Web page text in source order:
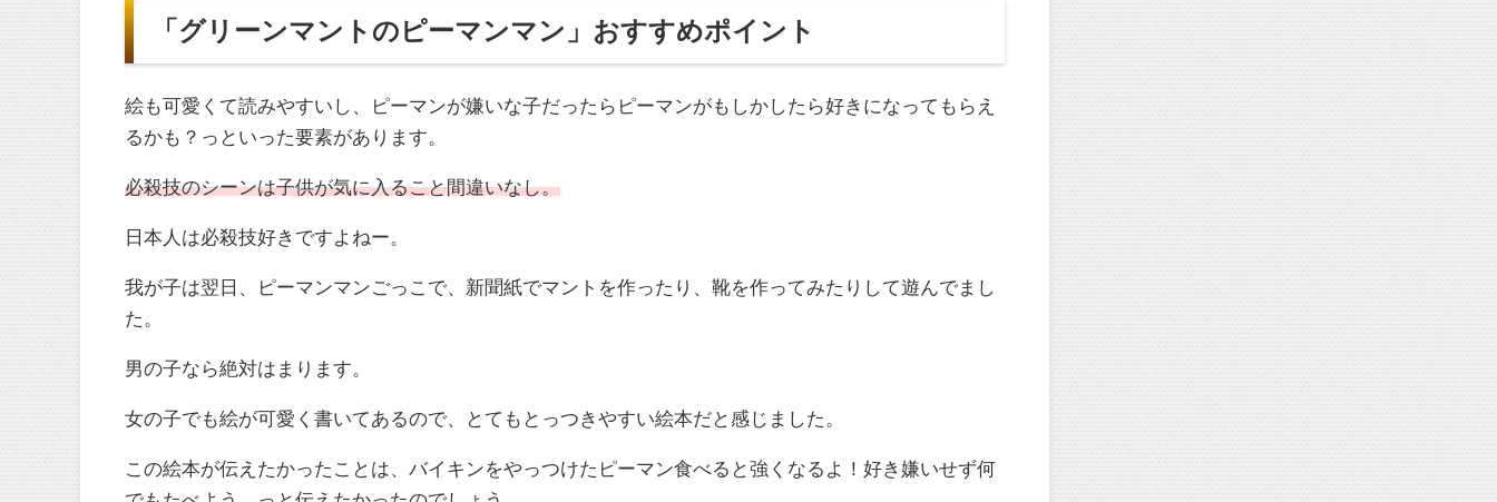
「グリーンマントのピーマンマン」おすすめポイント
絵も可愛くて読みやすいし、ピーマンが嫌いな子だったらピーマンがもしかしたら好きになってもらえ
るかも？っといった要素があります。
必殺技のシーンは子供が気に入ること間違いなし。
日本人は必殺技好きですよねー。
我が子は翌日、ピーマンマンごっこで、新聞紙でマントを作ったり、靴を作ってみたりして遊んでまし
た。
男の子なら絶対はまります。
女の子でも絵が可愛く書いてあるので、とてもとっつきやすい絵本だと感じました。
この絵本が伝えたかったことは、バイキンをやっつけたピーマン食べると強くなるよ！好き嫌いせず何